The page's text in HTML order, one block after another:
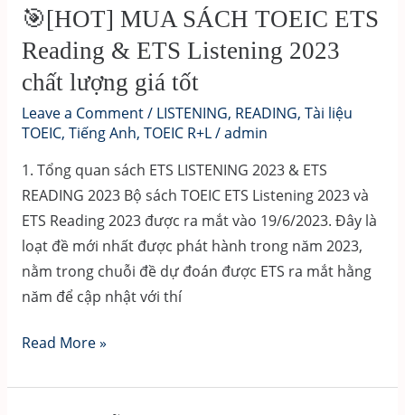
2023
LISTENING
TEST
1
-
>
TEST
10
PART
1
🎯[HOT] MUA SÁCH TOEIC ETS
Reading & ETS Listening 2023
chất lượng giá tốt
Leave a Comment/ LISTENING, READING, Tài liệu
TOEIC, Tiếng Anh, TOEIC R+L/admin
1. Tổng quan sách ETS LISTENING 2023 & ETS
READING 2023 Bộ sách TOEIC ETS Listening 2023 và
ETS Reading 2023 được ra mắt vào 19/6/2023. Đây là
loạt đề mới nhất được phát hành trong năm 2023,
nằm trong chuỗi đề dự đoán được ETS ra mắt hằng
năm để cập nhật với thí
🎯
MUA
Read More »